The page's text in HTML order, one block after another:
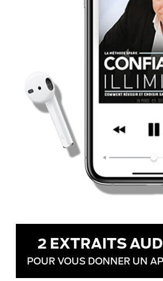
2 EXTRAITS
POUR VOUS DONNER UN